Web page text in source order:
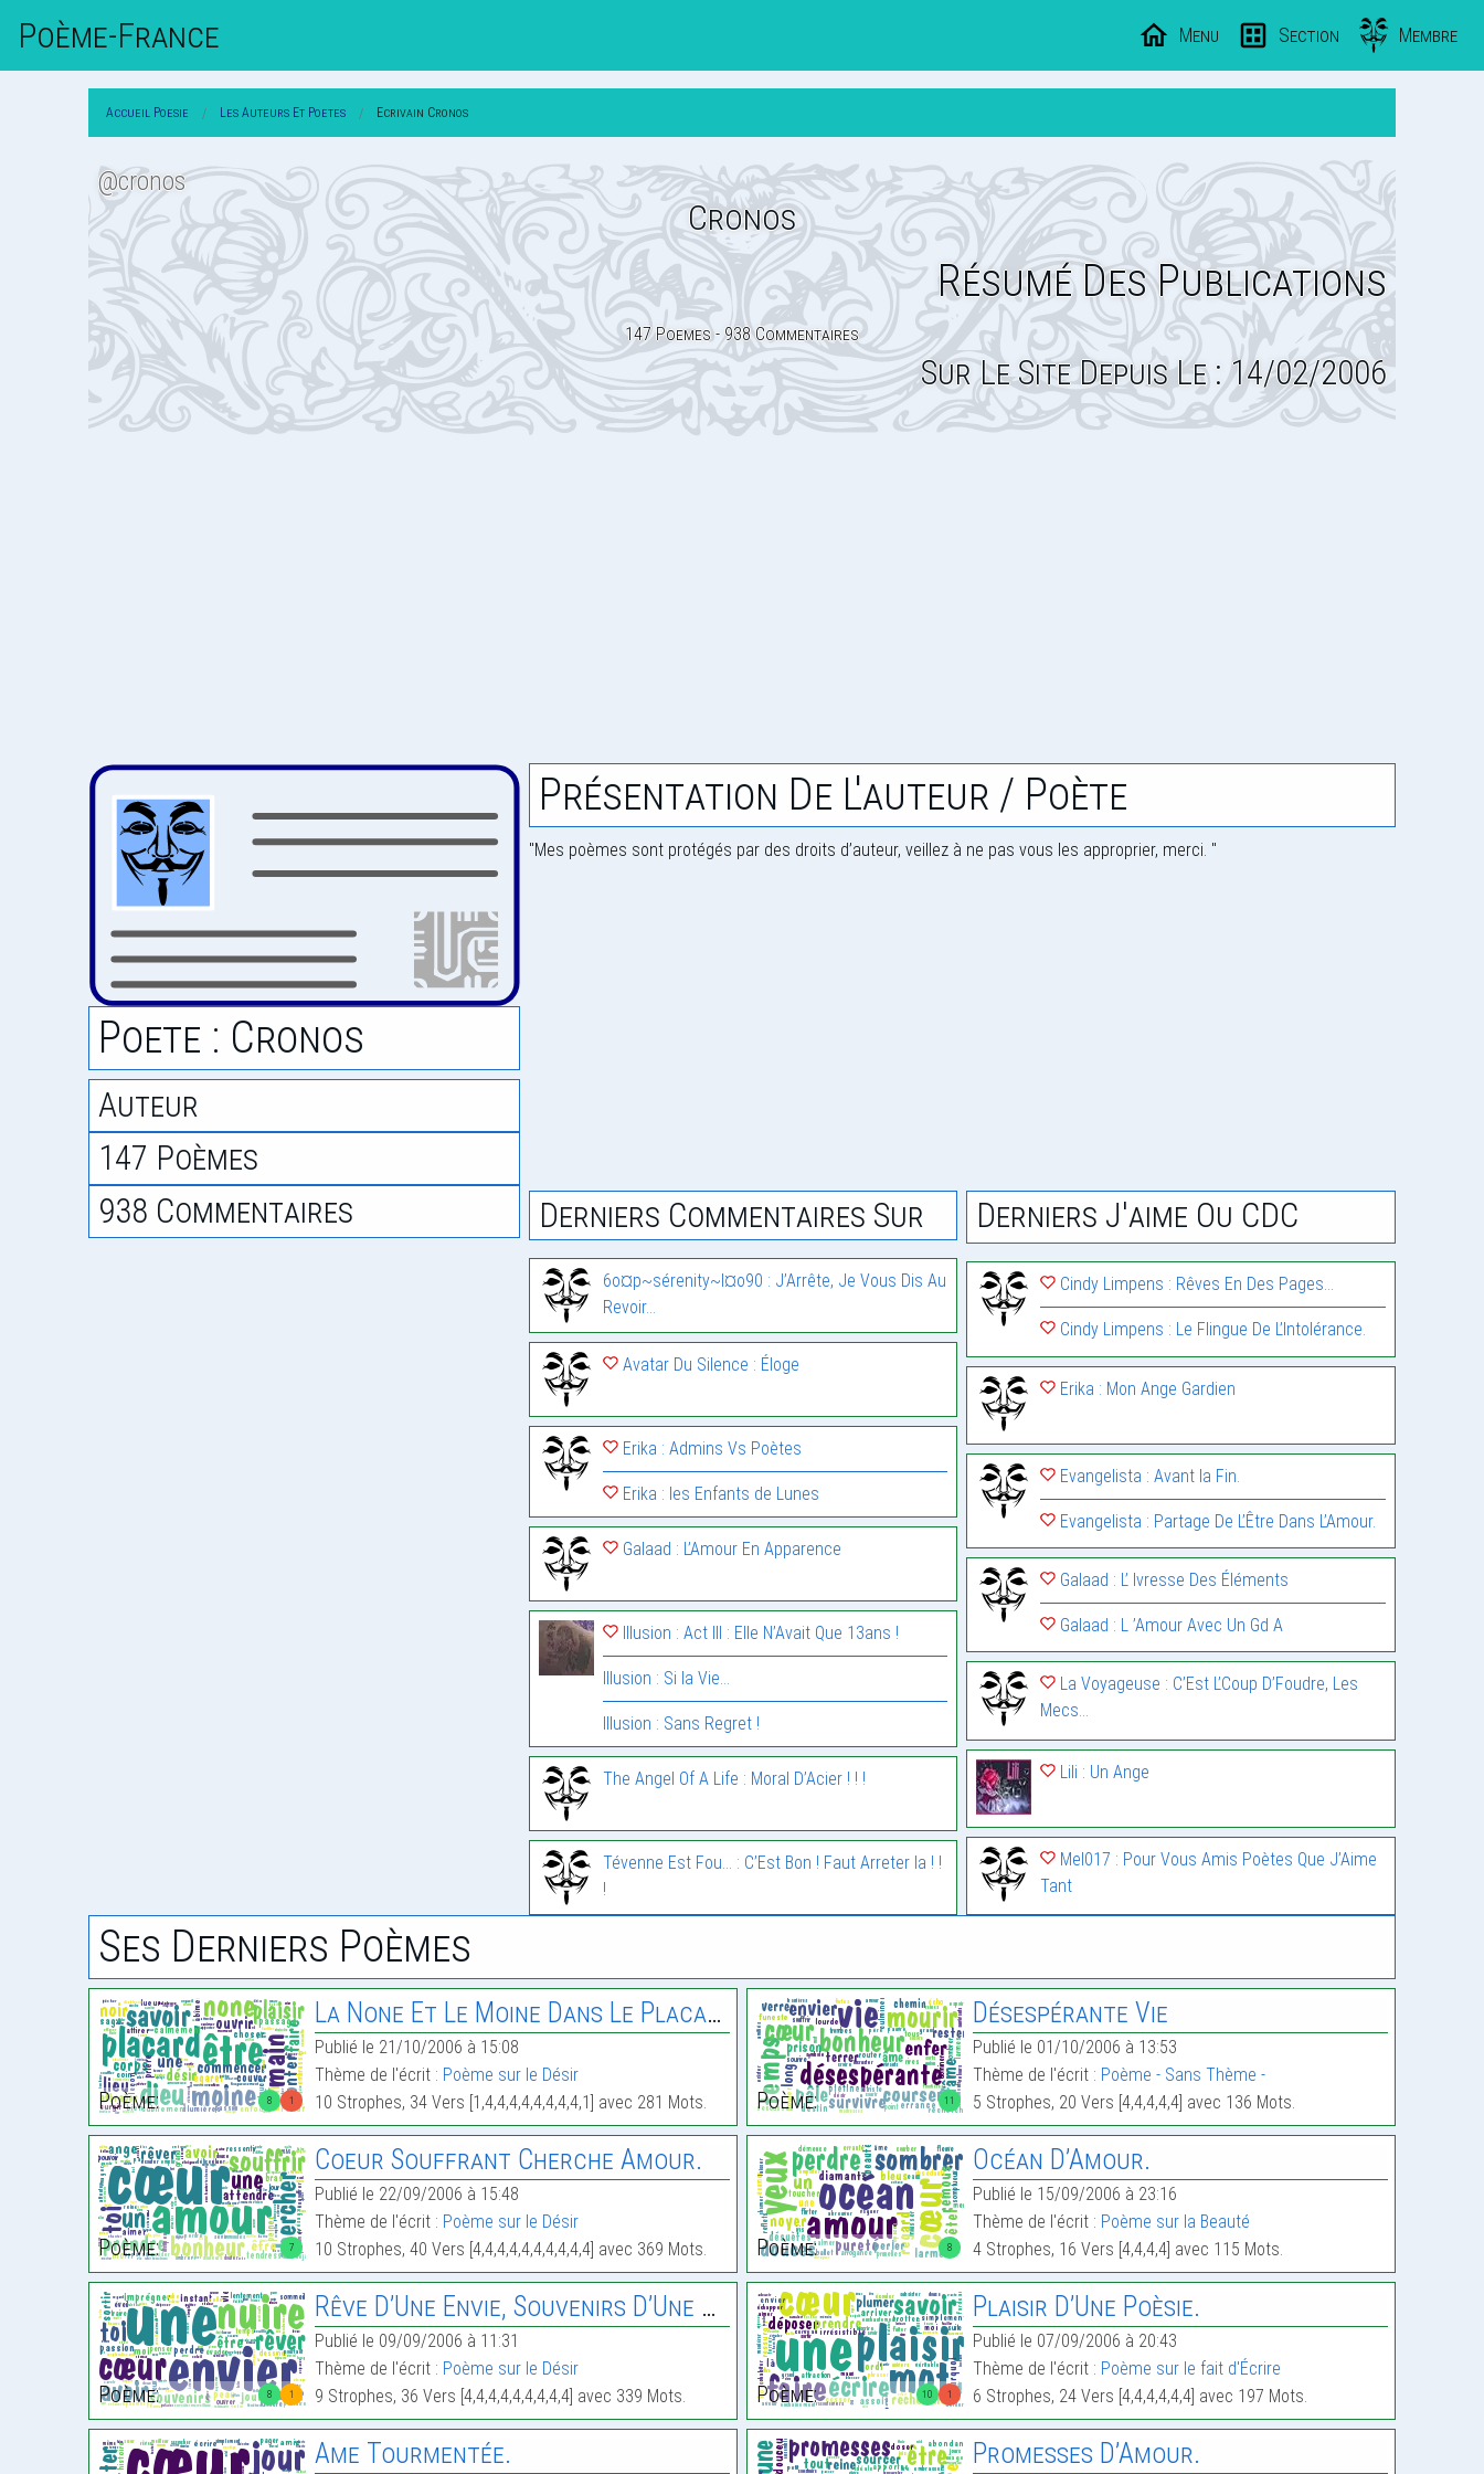
Poème-FrAnce Menu Section Membre
Accueil Poesie Les Auteurs Et Poetes Ecrivain Cronos
Cronos
@cronos
Résumé Des Publications
147 Poemes - 938 Commentaires
Sur Le Site Depuis Le : 14/02/2006
Poete : Cronos
Auteur
147 Poèmes
938 Commentaires
Présentation De L'auteur / Poète
"Mes poèmes sont protégés par des droits d’auteur, veillez à ne pas vous les approprier, merci. "
Derniers Commentaires Sur
6o¤p~sérenity~l¤o90 : J’Arrête, Je Vous Dis Au
Revoir…
Avatar Du Silence : Éloge
Erika : Admins Vs Poètes
Erika : les Enfants de Lunes
Galaad : L’Amour En Apparence
Illusion : Act III : Elle N’Avait Que 13ans !
Illusion : Si la Vie…
Illusion : Sans Regret !
The Angel Of A Life : Moral D’Acier ! ! !
Tévenne Est Fou... : C’Est Bon ! Faut Arreter la ! !
!
Derniers J'aime Ou CDC
Cindy Limpens : Rêves En Des Pages…
Cindy Limpens : Le Flingue De L’Intolérance.
Erika : Mon Ange Gardien
Evangelista : Avant la Fin.
Evangelista : Partage De L’Être Dans L’Amour.
Galaad : L’ Ivresse Des Éléments
Galaad : L ’Amour Avec Un Gd A
La Voyageuse : C’Est L’Coup D’Foudre, Les
Mecs…
Lili : Un Ange
Mel017 : Pour Vous Amis Poètes Que J’Aime
Tant
Ses Derniers Poèmes
8 1
Poème:
La None Et Le Moine Dans Le Placard…
Publié le 21/10/2006 à 15:08
Thème de l'écrit : Poème sur le Désir
10 Strophes, 34 Vers [1,4,4,4,4,4,4,4,4,1] avec 281 Mots.
11
Poème:
Désespérante Vie
Publié le 01/10/2006 à 13:53
Thème de l'écrit : Poème - Sans Thème -
5 Strophes, 20 Vers [4,4,4,4,4] avec 136 Mots.
7
Poème:
Coeur Souffrant Cherche Amour.
Publié le 22/09/2006 à 15:48
Thème de l'écrit : Poème sur le Désir
10 Strophes, 40 Vers [4,4,4,4,4,4,4,4,4,4] avec 369 Mots.
8
Poème:
Océan D’Amour.
Publié le 15/09/2006 à 23:16
Thème de l'écrit : Poème sur la Beauté
4 Strophes, 16 Vers [4,4,4,4] avec 115 Mots.
8 1
Poème:
Rêve D’Une Envie, Souvenirs D’Une Nuit.
Publié le 09/09/2006 à 11:31
Thème de l'écrit : Poème sur le Désir
9 Strophes, 36 Vers [4,4,4,4,4,4,4,4,4] avec 339 Mots.
10 1
Poème:
Plaisir D’Une Poèsie.
Publié le 07/09/2006 à 20:43
Thème de l'écrit : Poème sur le fait d'Écrire
6 Strophes, 24 Vers [4,4,4,4,4,4] avec 197 Mots.
Ame Tourmentée. Promesses D’Amour.